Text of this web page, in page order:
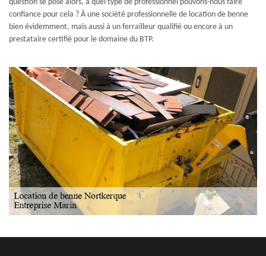
question se pose alors, à quel type de professionnel pouvons-nous faire
confiance pour cela ? À une société professionnelle de location de benne
bien évidemment, mais aussi à un ferrailleur qualifié ou encore à un
prestataire certifié pour le domaine du BTP.